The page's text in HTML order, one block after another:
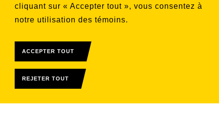
cliquant sur « Accepter tout », vous consentez à
notre utilisation des témoins.
ACCEPTER TOUT
REJETER TOUT